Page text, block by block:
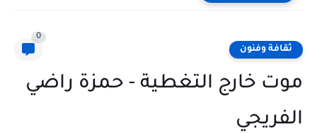
ثقافة وفنون
0
موت خارج التغطية - حمزة راضي
الفريجي